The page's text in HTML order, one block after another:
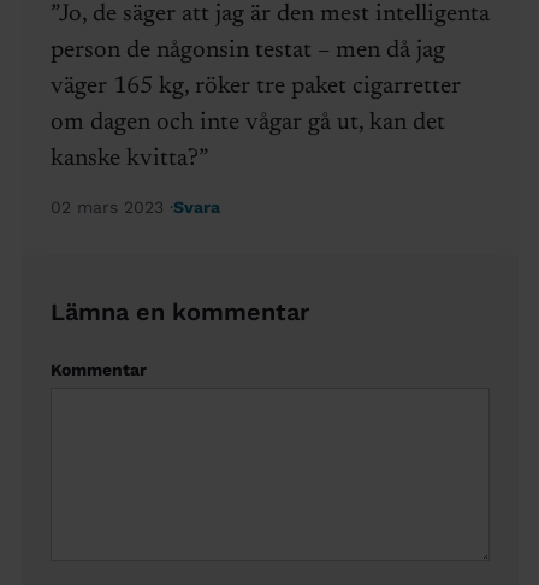
”Jo, de säger att jag är den mest intelligenta
person de någonsin testat – men då jag
väger 165 kg, röker tre paket cigarretter
om dagen och inte vågar gå ut, kan det
kanske kvitta?”
02 mars 2023 Svara
Lämna en kommentar
Kommentar